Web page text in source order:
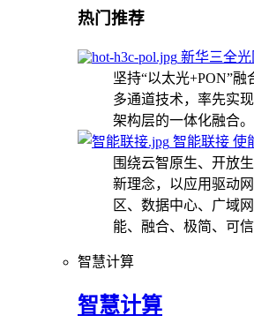
热门推荐
新华三全
坚持“以太光+PON”
多通道技术，率先实
架构层的一体化融合。
智能联接 使
围绕云智原生、开放
新理念，以应用驱动
区、数据中心、广域
能、融合、极简、可
智慧计算
智慧计算